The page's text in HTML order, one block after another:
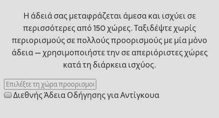
Η άδειά σας μεταφράζεται άμεσα και ισχύει σε
περισσότερες από 150 χώρες. Ταξιδέψτε χωρίς
περιορισμούς σε πολλούς προορισμούς με μία μόνο
άδεια — χρησιμοποιήστε την σε απεριόριστες χώρες
κατά τη διάρκεια ισχύος.
Διεθνής Άδεια Οδήγησης για Αντίγκουα